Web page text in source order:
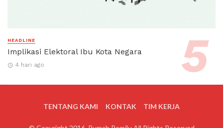
HEADLINE
Implikasi Elektoral Ibu Kota Negara
4 hari ago
TENTANG KAMI KONTAK TIM KERJA